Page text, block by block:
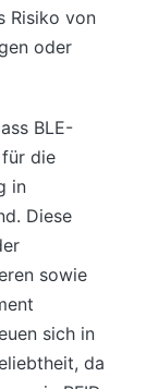
Risiko von
oder
BLE-
die
in
Diese
sowie
sich in
da